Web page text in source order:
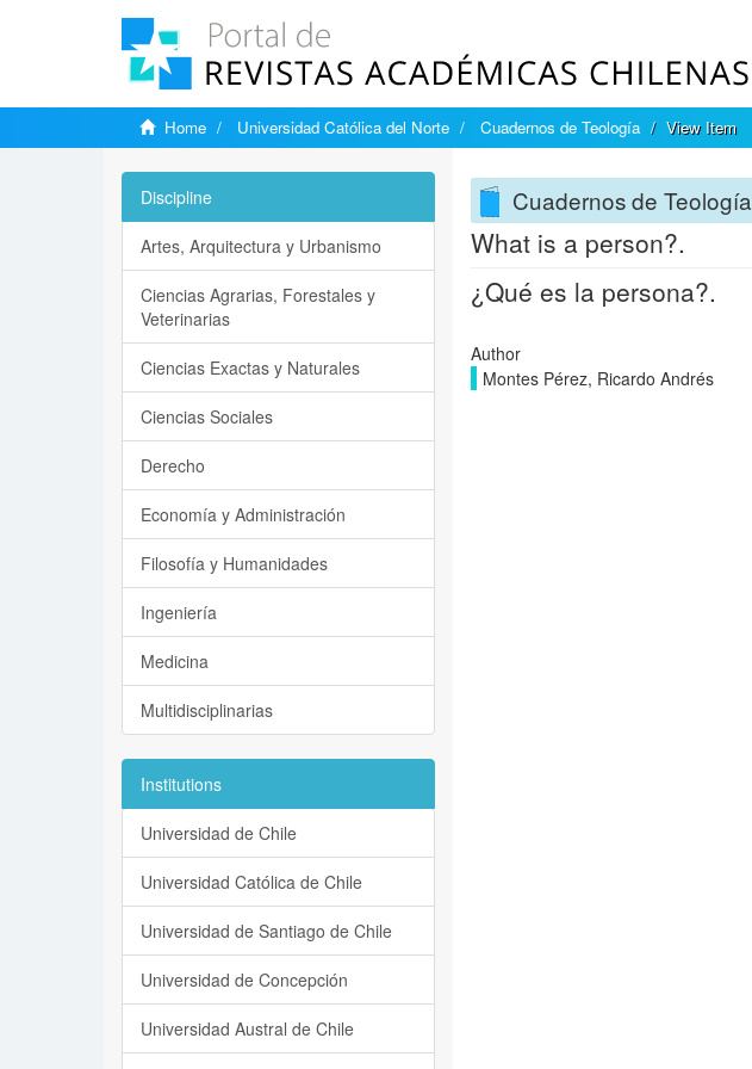
Home Universidad Católica del Norte Cuadernos de Teología View Item
Cuadernos de Teología
What is a person?.
¿Qué es la persona?.
Author
Montes Pérez, Ricardo Andrés
Discipline
Artes, Arquitectura y Urbanismo
Ciencias Agrarias, Forestales y
Veterinarias
Ciencias Exactas y Naturales
Ciencias Sociales
Derecho
Economía y Administración
Filosofía y Humanidades
Ingeniería
Medicina
Multidisciplinarias
Institutions
Universidad de Chile
Universidad Católica de Chile
Universidad de Santiago de Chile
Universidad de Concepción
Universidad Austral de Chile